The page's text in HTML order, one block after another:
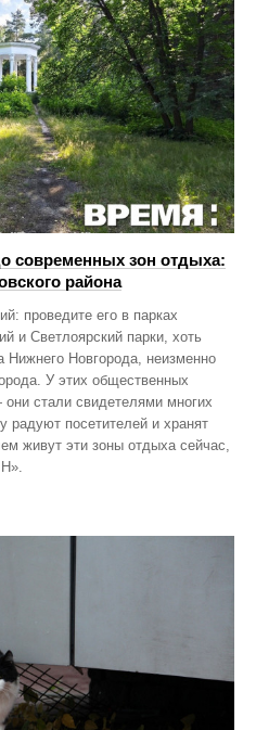
современных зон отдыха:
района
проведите его в парках
и Светлоярский парки, хоть
Нижнего Новгорода, неизменно
У этих общественных
они стали свидетелями многих
радуют посетителей и хранят
живут эти зоны отдыха сейчас,